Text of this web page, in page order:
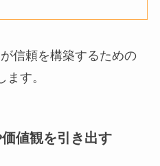
信頼を構築するための
ます。
値観を引き出す